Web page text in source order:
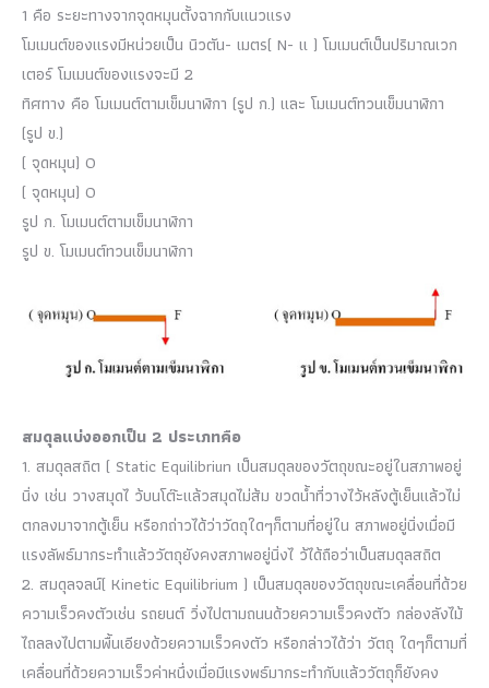
1 คือ ระยะทางจากจุดหมุนตั้งฉากกับแนวแรง
โมเมนต์ของแรงมีหน่วยเป็น นิวตัน- เมตร( N- แ ) โมเมนต์เป็นปริมาณเวก
เตอร์ โมเมนต์ของแรงจะมี 2
ทิศทาง คือ โมเมนต์ตามเข็มนาฬิกา (รูป ก.) และ โมเมนต์ทวนเข็มนาฬิกา
(รูป ข.)
( จุดหมุน) O
( จุดหมุน) O
รูป ก. โมเมนต์ตามเข็มนาฬิกา
รูป ข. โมเมนต์ทวนเข็มนาฬิกา
สมดุลแบ่งออกเป็น 2 ประเภทคือ
1. สมดุลสถิต ( Static Equilibriun เป็นสมดุลของวัตถุขณะอยู่ในสภาพอยู่
นิ่ง เช่น วางสมุดไ ว้บนโต๊ะแล้วสมุดไม่ส้ม ขวดน้ำที่วางไว้หลังตู้เย็นแล้วไม่
ตกลงมาจากตู้เย็น หรือกถ่าวได้ว่าวัดถุใดๆก็ตามที่อยู่ใน สภาพอยู่นิ่งเมื่อมี
แรงลัพธ์มากระทำแล้ววัตถุยังคงสภาพอยู่นิ่งไ ว้ได้ถือว่าเป็นสมดุลสถิต
2. สมดุลจลน์( Kinetic Equilibrium ) เป็นสมดุลของวัตถุขณะเคลื่อนที่ด้วย
ความเร็วคงตัวเช่น รถยนต์ วิ่งไปตามถนนด้วยความเร็วคงตัว กล่องลังไม้
ไถลลงไปตามพื้นเอียงด้วยความเร็วคงตัว หรือกล่าวได้ว่า วัตถุ ใดๆก็ตามที่
เคลื่อนที่ด้วยความเร็วค่าหนึ่งเมื่อมีแรงพธ์มากระทำกับแล้ววัตถุก็ยังคง